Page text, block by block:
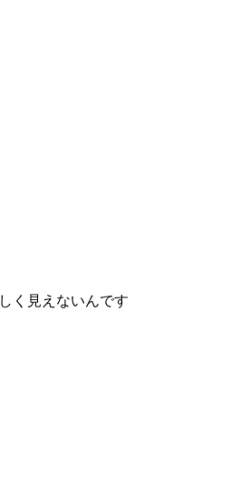
く見えないんです